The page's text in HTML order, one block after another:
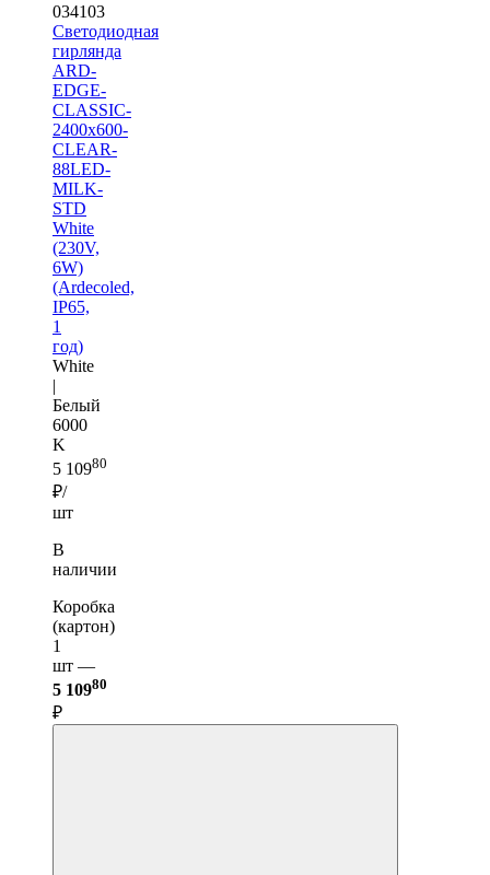
034103
Светодиодная
гирлянда
ARD-
EDGE-
CLASSIC-
2400x600-
CLEAR-
88LED-
MILK-
STD
White
(230V,
6W)
(Ardecoled,
IP65,
1
год)
White
|
Белый
6000
K
5 10980
₽/
шт
В
наличии
Коробка
(картон)
1
шт —
5 10980
₽